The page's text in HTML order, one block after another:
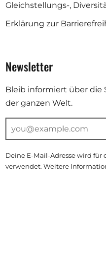
Gleichstellungs-,
Erklärung zur
Newsletter
Bleib informiert über die
der ganzen Welt.
Deine E-Mail-Adresse wird für
verwendet. Weitere